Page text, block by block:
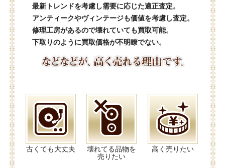
最新トレンドを考慮し需要に応じた適正査定。
アンティークやヴィンテージも価値を考慮し査定。
修理工房があるので壊れていても買取可能。
下取りのように買取価格が不明瞭でない。
古くても大丈夫
壊れてる品物を
売りたい
高く売りたい